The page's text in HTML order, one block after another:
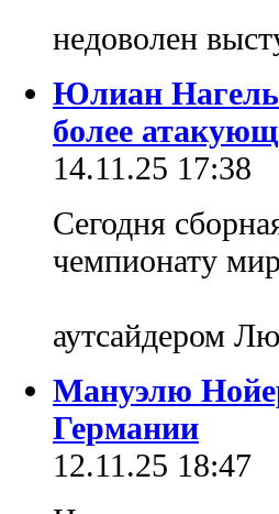
недоволен
Юлиан
более
14.11.25 17:38
Сегодня
чемпионату
аутсайдером
Мануэлю
Германии
12.11.25 18:47